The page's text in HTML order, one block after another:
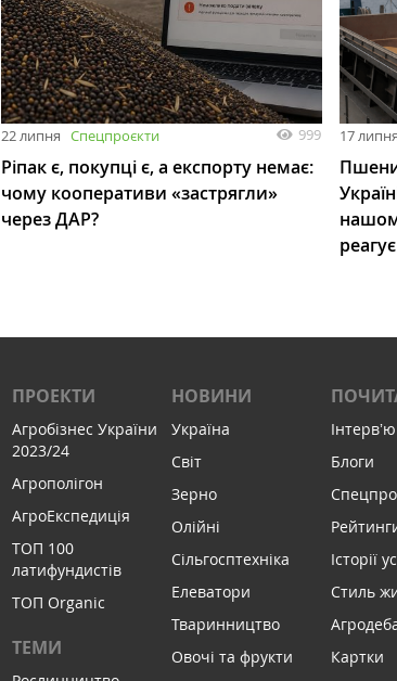
22 липня Спецпроєкти 999
Ріпак є, покупці є, а експорту немає:
чому кооперативи «застрягли»
через ДАР?
17 липня
ПРОЕКТИ
Агробізнес України
2023/24
Агрополігон
АгроЕкспедиція
ТОП 100
латифундистів
ТОП Organic
ТЕМИ
НОВИНИ
Україна
Світ
Зерно
Олійні
Сільгосптехніка
Елеватори
Тваринництво
Овочі та фрукти
Інтервʼю
Блоги
Історії
Стиль
Картки